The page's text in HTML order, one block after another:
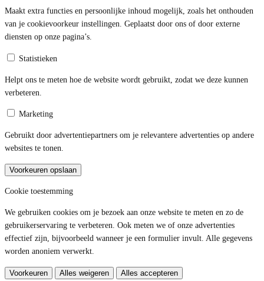
Maakt extra functies en persoonlijke inhoud mogelijk, zoals het onthouden
van je cookievoorkeur instellingen. Geplaatst door ons of door externe
diensten op onze pagina’s.
Statistieken
Helpt ons te meten hoe de website wordt gebruikt, zodat we deze kunnen
verbeteren.
Marketing
Gebruikt door advertentiepartners om je relevantere advertenties op andere
websites te tonen.
Voorkeuren opslaan
Cookie toestemming
We gebruiken cookies om je bezoek aan onze website te meten en zo de
gebruikerservaring te verbeteren. Ook meten we of onze advertenties
effectief zijn, bijvoorbeeld wanneer je een formulier invult. Alle gegevens
worden anoniem verwerkt.
Voorkeuren Alles weigeren Alles accepteren